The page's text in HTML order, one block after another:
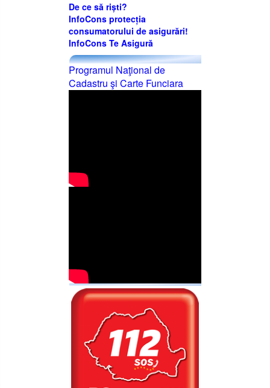
De ce să riști?
InfoCons protecția
consumatorului de asigurări!
InfoCons Te Asigură
Programul Naţional de
Cadastru şi Carte Funciara